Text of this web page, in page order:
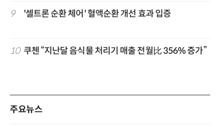
9 '셀트론 순환 체어' 혈액순환 개선 효과 입증
10 쿠첸 “지난달 음식물 처리기 매출 전월比 356% 증가”
주요뉴스